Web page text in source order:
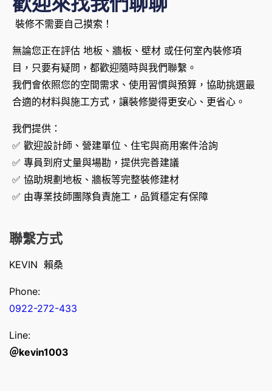
裝修不需要自己摸索！
無論您正在評估 地板、牆板、壁材 或任何室內裝修項
目，只要有疑問，都歡迎隨時與我們聯繫。
我們會依照您的空間需求、使用習慣與預算，協助挑選最
合適的材料與施工方式，讓裝修變得更安心、更省心。
我們提供：
✅ 歡迎設計師、營建單位、住宅與商用案件洽詢
✅ 專員到府丈量與場勘，提供完善建議
✅ 協助規劃地板、牆板等完整裝修建材
✅ 由專業技師團隊負責施工，品質穩定有保障
聯繫方式
KEVIN 賴桑
Phone:
0922-272-433
Line:
＠kevin1003